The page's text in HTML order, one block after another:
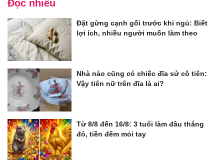
Đọc nhiều
Đặt gừng cạnh gối trước khi ngủ: Biết
lợi ích, nhiều người muốn làm theo
Nhà nào cũng có chiếc đĩa sứ cô tiên:
Vậy tiên nữ trên đĩa là ai?
Từ 8/8 đến 16/8: 3 tuổi làm đâu thắng
đó, tiền đếm mỏi tay